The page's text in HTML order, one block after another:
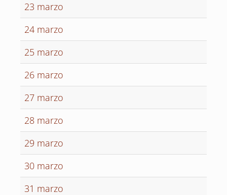
23 marzo
24 marzo
25 marzo
26 marzo
27 marzo
28 marzo
29 marzo
30 marzo
31 marzo